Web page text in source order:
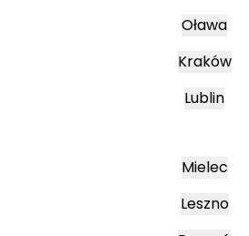
Oława
Kraków
Lublin
Mielec
Leszno